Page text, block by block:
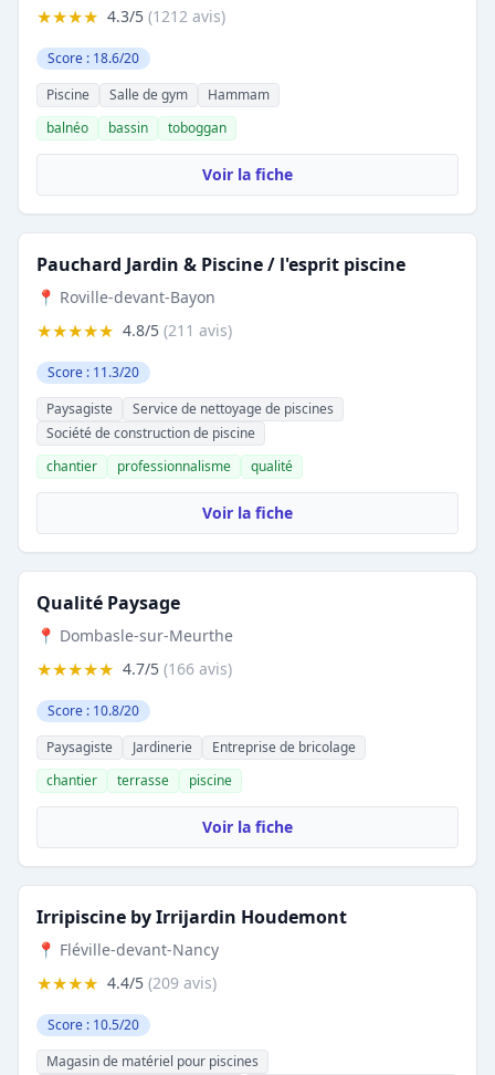
★★★★ 4.3/5 (1212 avis)
Score : 18.6/20
Piscine
Salle de gym
Hammam
balnéo
bassin toboggan
Voir la fiche
Pauchard Jardin & Piscine / l'esprit piscine
📍 Roville-devant-Bayon
★★★★★ 4.8/5 (211 avis)
Score : 11.3/20
Paysagiste
Service de nettoyage de piscines
Société de construction de piscine
chantier
professionnalisme qualité
Voir la fiche
Qualité Paysage
📍 Dombasle-sur-Meurthe
★★★★★ 4.7/5 (166 avis)
Score : 10.8/20
Paysagiste
Jardinerie
Entreprise de bricolage
chantier
terrasse piscine
Voir la fiche
Irripiscine by Irrijardin Houdemont
📍 Fléville-devant-Nancy
★★★★ 4.4/5 (209 avis)
Score : 10.5/20
Magasin de matériel pour piscines